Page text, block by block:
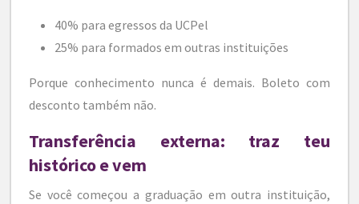
40% para egressos da UCPel
25% para formados em outras instituições
Porque conhecimento nunca é demais. Boleto com
desconto também não.
Transferência externa: traz teu
histórico e vem
Se você começou a graduação em outra instituição,